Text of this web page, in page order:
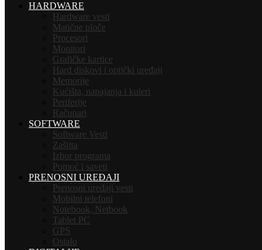
HARDWARE
Hardware vesti
Matične ploče
Procesori
Monitori
Grafičke kartice
Hard diskovi i optički uređaji
Memorije
Kućišta, napajanja i kuleri
Periferije
Računari
SOFTWARE
Software Vesti
Zaštita
Izbor programa
Pomoć i saveti
PRENOSNI UREĐAJI
Prenosni uređaji vesti
Mobilni telefoni
Notebook, Netbook
Tablet PC
GPS
Ostalo